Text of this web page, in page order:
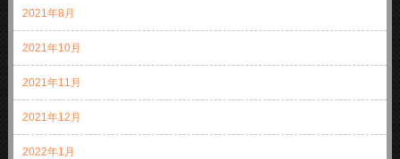
2021年8月
2021年10月
2021年11月
2021年12月
2022年1月